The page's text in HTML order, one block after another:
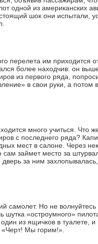
одной из американских
шок они испытали,
перелета им приходится
более находчив: он
из первого ряда,
в свои руки, а потом
много учиться. Что
с последнего ряда?
мест в салоне. Через
займет место за
за ним
самолет. Но не
«остроумного»
из ящичков в туалете, и
Мы горим!».